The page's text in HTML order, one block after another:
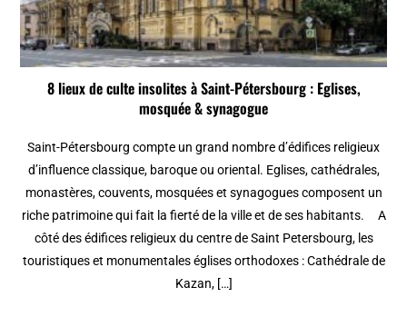
8 lieux de culte insolites à Saint-Pétersbourg : Eglises,
mosquée & synagogue
Saint-Pétersbourg compte un grand nombre d’édifices religieux
d’influence classique, baroque ou oriental. Eglises, cathédrales,
monastères, couvents, mosquées et synagogues composent un
riche patrimoine qui fait la fierté de la ville et de ses habitants. A
côté des édifices religieux du centre de Saint Petersbourg, les
touristiques et monumentales églises orthodoxes : Cathédrale de
Kazan, […]